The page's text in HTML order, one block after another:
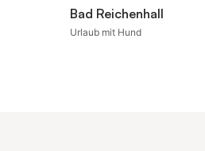
Bad Reichenhall
Urlaub mit Hund